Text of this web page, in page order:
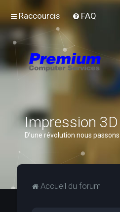
Raccourcis FAQ
Impression 3D
D’une révolution nous
Accueil du forum